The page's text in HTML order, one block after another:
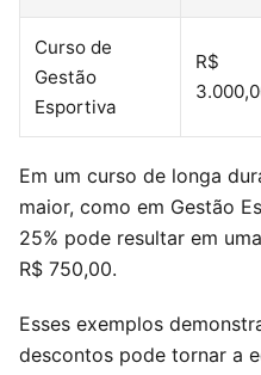
Curso de
Gestão
Esportiva
R$
Em um curso de longa
maior, como em Gestão
25% pode resultar em
R$ 750,00.
Esses exemplos
descontos pode tornar a